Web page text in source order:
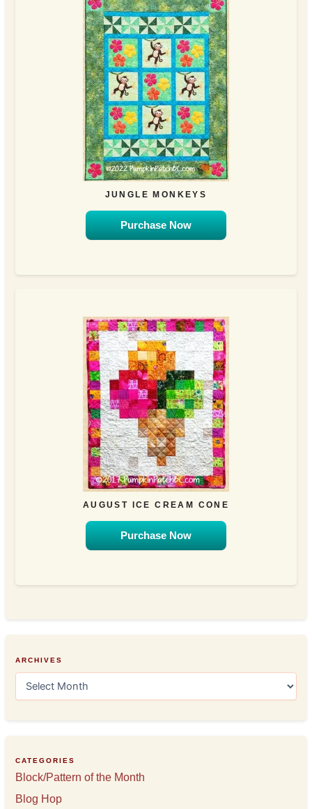
JUNGLE MONKEYS
Purchase Now
AUGUST ICE CREAM CONE
Purchase Now
ARCHIVES
A
e
s
CATEGORIES
Block/Pattern of the Month
Blog Hop